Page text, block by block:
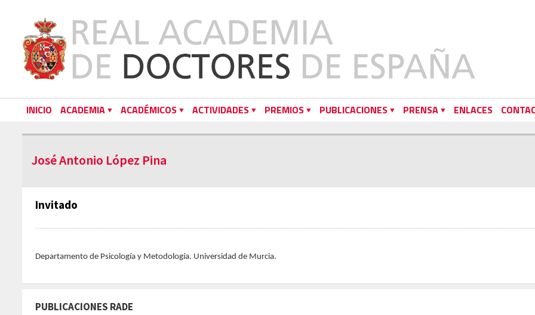
INICIO ACADEMIA ACADÉMICOS ACTIVIDADES PREMIOS PUBLICACIONES PRENSA ENLACES
José Antonio López Pina
Invitado
Departamento de Psicología y Metodología. Universidad de Murcia.
PUBLICACIONES RADE